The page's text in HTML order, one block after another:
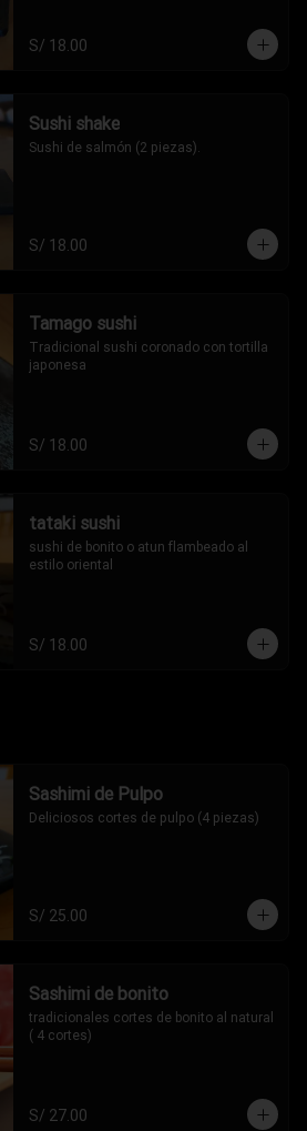
S/ 18.00
Sushi shake
Sushi de salmón (2 piezas).
S/ 18.00
Tamago sushi
Tradicional sushi coronado con tortilla
japonesa
S/ 18.00
tataki sushi
sushi de bonito o atun flambeado al
estilo oriental
S/ 18.00
Sashimi de Pulpo
Deliciosos cortes de pulpo (4 piezas)
S/ 25.00
Sashimi de bonito
tradicionales cortes de bonito al natural
( 4 cortes)
S/ 27.00